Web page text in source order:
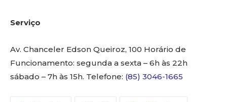
Serviço
Av. Chanceler Edson Queiroz, 100 Horário de
Funcionamento: segunda a sexta – 6h às 22h
sábado – 7h às 15h. Telefone: (85) 3046-1665